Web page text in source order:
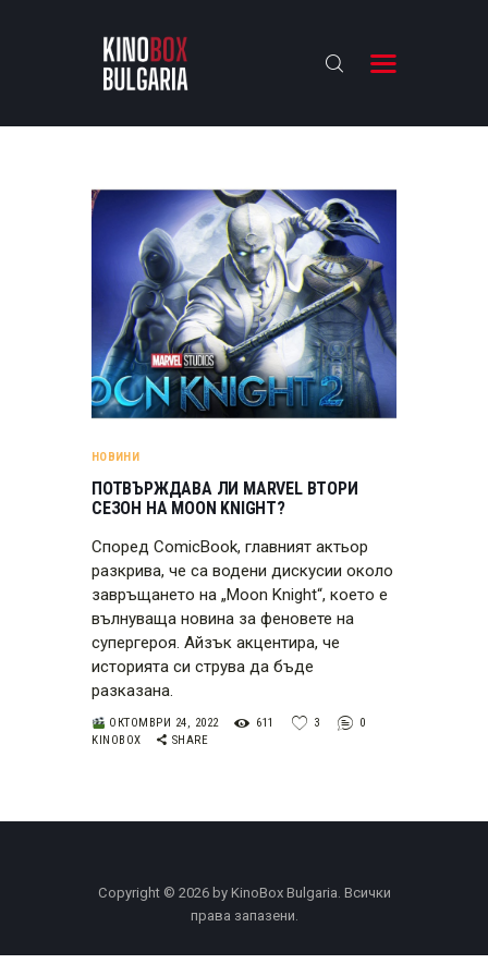
KINOBOX BULGARIA
АНАЛИЗИ
БАХТИ НАГРАДИТЕ
ИНТЕРВЮТА
ЗА НАС
НОВИНИ
ПОТВЪРЖДАВА ЛИ MARVEL ВТОРИ
СЕЗОН НА MOON KNIGHT?
Според ComicBook, главният актьор
разкрива, че са водени дискусии около
завръщането на „Moon Knight“, което е
вълнуваща новина за феновете на
супергероя. Айзък акцентира, че
историята си струва да бъде
разказана.
ОКТОМВРИ 24, 2022 611 3
0
KINOBOX
SHARE
Copyright © 2026 by KinoBox Bulgaria. Всички
права запазени.